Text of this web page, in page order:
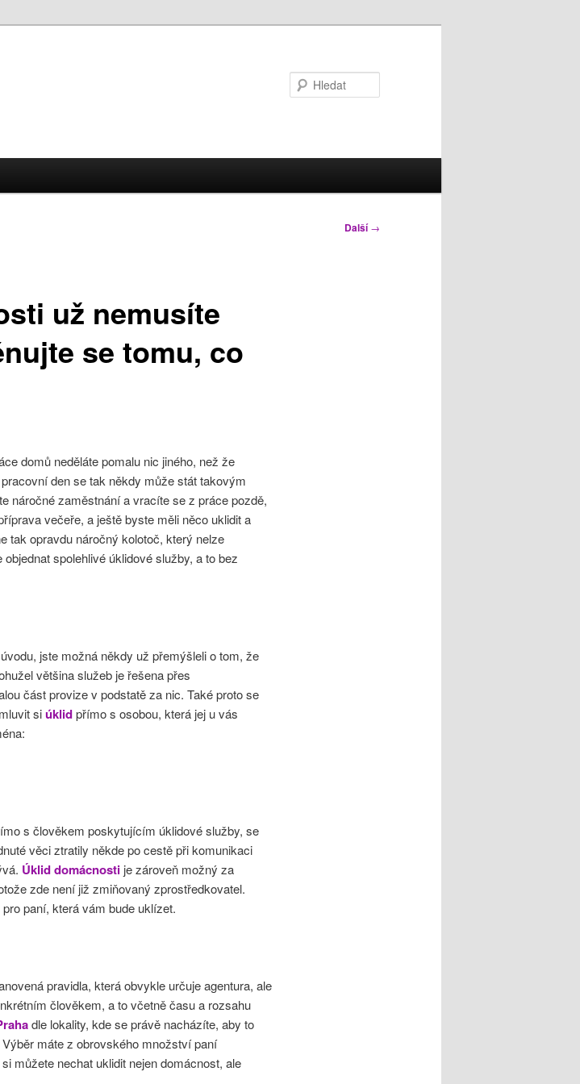
Další→
už nemusíte
se tomu, co
domů neděláte pomalu nic jiného, než že
den se tak někdy může stát takovým
náročné zaměstnání a vracíte se z práce pozdě,
večeře, a ještě byste měli něco uklidit a
tak opravdu náročný kolotoč, který nelze
spolehlivé úklidové služby, a to bez
jste možná někdy už přemýšleli o tom, že
většina služeb je řešena přes
část provize v podstatě za nic. Také proto se
siúklidpřímo s osobou, která jej u vás
s člověkem poskytujícím úklidové služby, se
věci ztratily někde po cestě při komunikaci
Úklid domácnostije zároveň možný za
zde není již zmiňovaný zprostředkovatel.
paní, která vám bude uklízet.
pravidla, která obvykle určuje agentura, ale
člověkem, a to včetně času a rozsahu
dle lokality, kde se právě nacházíte, aby to
máte z obrovského množství paní
můžete nechat uklidit nejen domácnost, ale